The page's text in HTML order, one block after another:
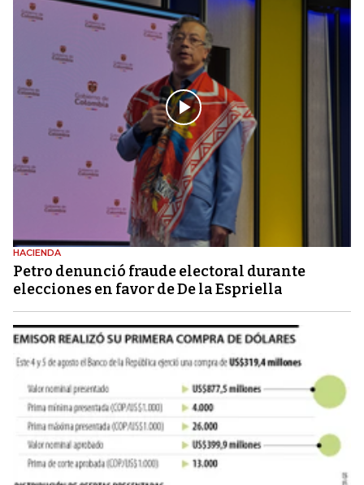
HACIENDA
Petro denunció fraude electoral durante
elecciones en favor de De la Espriella